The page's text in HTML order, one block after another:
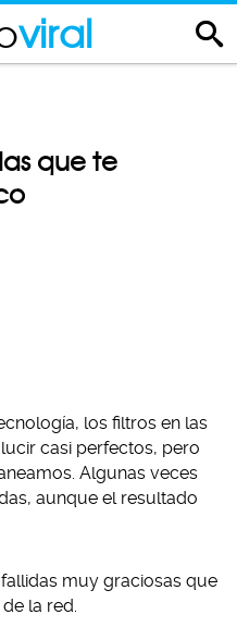
viral
que te
los filtros en las
casi perfectos, pero
Algunas veces
aunque el resultado
muy graciosas que
la red.